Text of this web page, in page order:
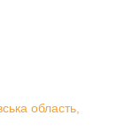
область,